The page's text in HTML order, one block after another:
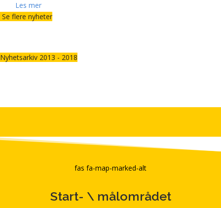
Les mer
Se flere nyheter
Nyhetsarkiv 2013 - 2018
fas fa-map-marked-alt
Start- \ målområdet